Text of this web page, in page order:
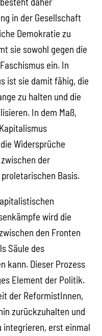
in der Gesellschaft
Demokratie zu
sie sowohl gegen die
ein. In
ist sie damit fähig, die
zu halten und die
In dem Maß,
Widersprüche
der
Basis.
wird die
den Fronten
Säule des
kann. Dieser Prozess
Element der Politik.
der ReformistInnen,
zurückzuhalten und
integrieren, erst einmal